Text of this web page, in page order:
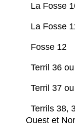
La Fosse
La Fosse
Fosse 12
Terril 36
Terril 37
Terrils 38,
Ouest et